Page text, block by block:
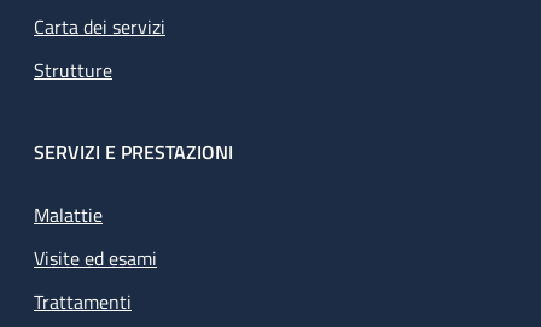
Carta dei servizi
Strutture
SERVIZI E PRESTAZIONI
Malattie
Visite ed esami
Trattamenti